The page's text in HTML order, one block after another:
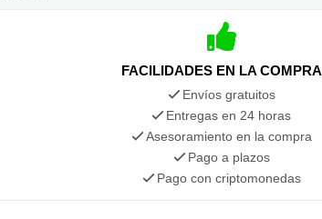
FACILIDADES EN LA COMPRA
Envíos gratuitos
Entregas en 24 horas
Asesoramiento en la compra
Pago a plazos
Pago con criptomonedas